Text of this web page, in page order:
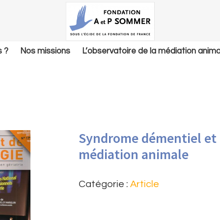
? Nos missions L’observatoire de la médiation
Syndrome démentiel et
médiation animale
Catégorie : Article